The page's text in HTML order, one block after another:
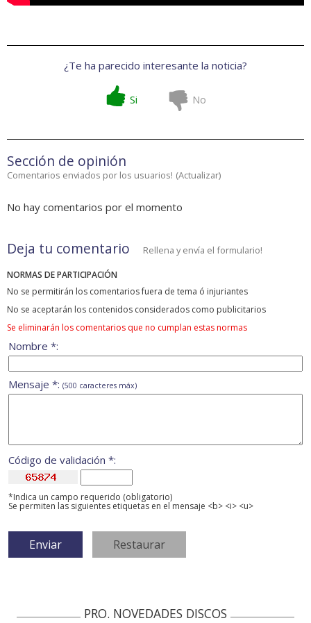
¿Te ha parecido interesante la noticia?
Si No
Sección de opinión
Comentarios enviados por los usuarios! (Actualizar)
No hay comentarios por el momento
Deja tu comentario Rellena y envía el formulario!
NORMAS DE PARTICIPACIÓN
No se permitirán los comentarios fuera de tema ó injuriantes
No se aceptarán los contenidos considerados como publicitarios
Se eliminarán los comentarios que no cumplan estas normas
Nombre *:
Mensaje *: (500 caracteres máx)
Código de validación *:
*Indica un campo requerido (obligatorio)
Se permiten las siguientes etiquetas en el mensaje <b> <i> <u>
PRO. NOVEDADES DISCOS